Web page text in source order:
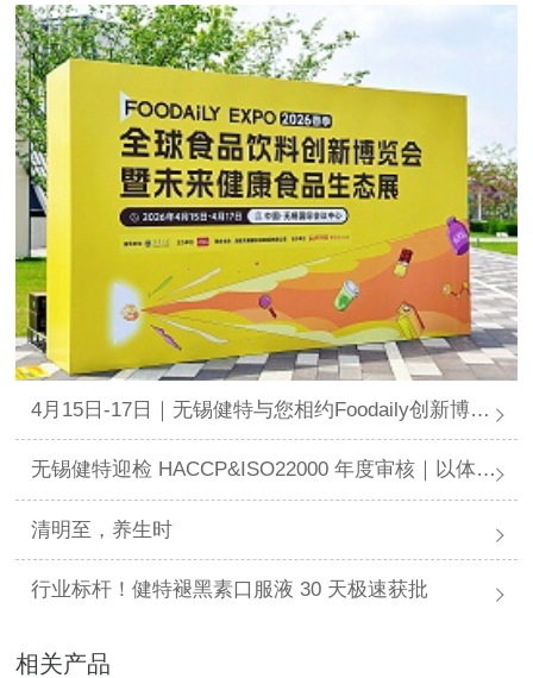
4月15日-17日｜无锡健特与您相约Foodaily创新博览会
无锡健特迎检 HACCP&ISO22000 年度审核｜以体系合规，筑牢品牌代工品质底线
清明至，养生时
行业标杆！健特褪黑素口服液 30 天极速获批
相关产品